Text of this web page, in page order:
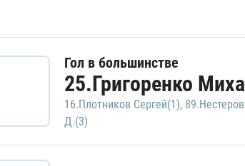
Гол в большинстве
25.Григоренко
16.Плотников Сергей(1),
Д.(3)